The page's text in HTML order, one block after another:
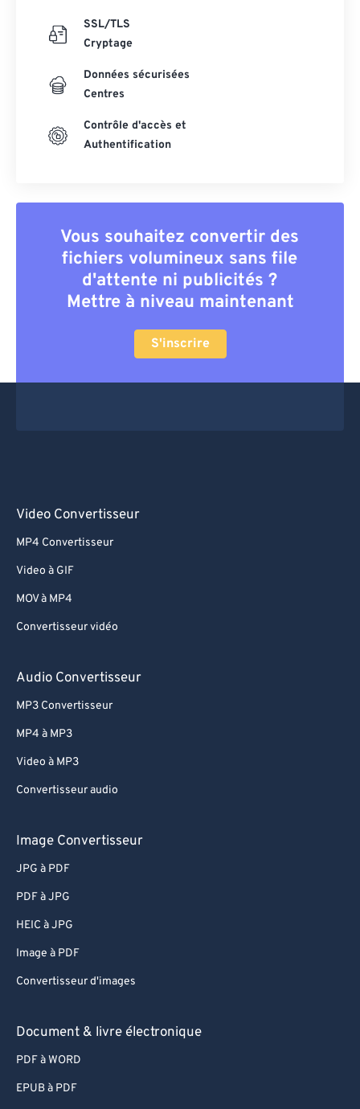
SSL/TLS
Cryptage
Données sécurisées
Centres
Contrôle d'accès et
Authentification
Vous souhaitez convertir des
fichiers volumineux sans file
d'attente ni publicités ?
Mettre à niveau maintenant
S'inscrire
Video Convertisseur
MP4 Convertisseur
Video à GIF
MOV à MP4
Convertisseur vidéo
Audio Convertisseur
MP3 Convertisseur
MP4 à MP3
Video à MP3
Convertisseur audio
Image Convertisseur
JPG à PDF
PDF à JPG
HEIC à JPG
Image à PDF
Convertisseur d'images
Document & livre électronique
PDF à WORD
EPUB à PDF